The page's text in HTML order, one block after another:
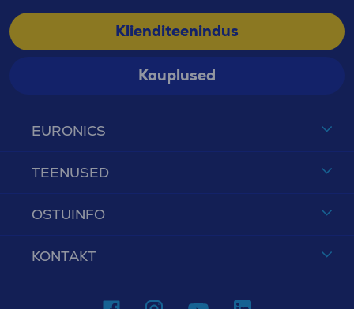
EURONICS
TEENUSED
OSTUINFO
KONTAKT
Klienditeenindus
Kauplused